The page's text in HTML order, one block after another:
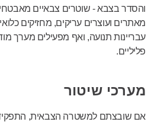
והסדר בצבא - שוטרים צבאיים
מאתרים ועוצרים עריקים, מחזיקים
עבריינות תנועה, ואף מפעילים מערך
פליליים.
מערכי שיטור
אם שובצתם למשטרה הצבאית,